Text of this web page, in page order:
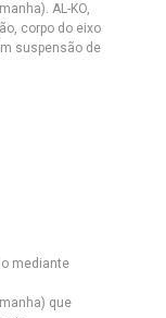
AL-KO,
corpo do eixo
suspensão de
mediante
que